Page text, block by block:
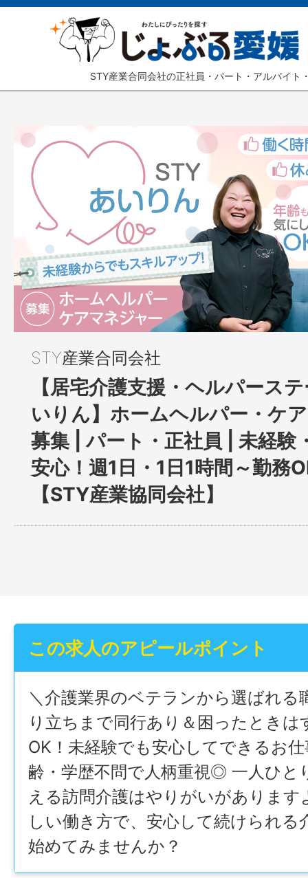
STY産業合同会社の正社員・パート・アルバイト
STY産業合同会社
【居宅介護支援・ヘルパース
いりん】ホームヘルパー・ケ
募集 | パート・正社員 | 未経験
安心！週1日・1日1時間～勤務
【STY産業協同会社】
この求人のアピールポイント
＼介護業界のベテランから選ばれる
り立ちまで同行あり＆困ったときは
OK！未経験でも安心してできるお
齢・学歴不問で人柄重視◎ 一人ひと
える訪問介護はやりがいがあります
しい働き方で、安心して続けられる
始めてみませんか？